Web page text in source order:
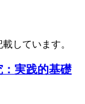
しています。
：実践的基礎